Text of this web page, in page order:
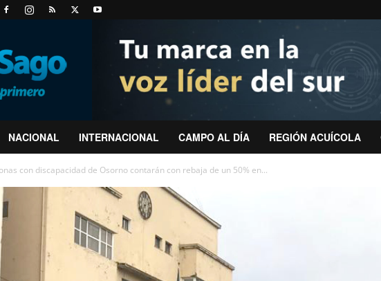
NACIONAL INTERNACIONAL CAMPO AL DÍA REGIÓN ACUÍCOLA
con discapacidad de Osorno contarán con rebaja de un 50% en...